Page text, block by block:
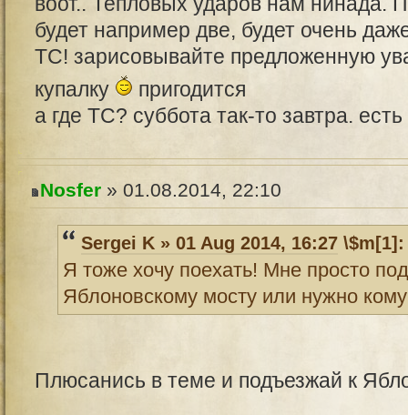
будет например две, будет очень
ТС! зарисовывайте предложенную
купалку
пригодится
а где ТС? суббота так-то завтра.
Nosfer » 01.08.2014, 22:10
Sergei K » 01 Aug 2014, 16:27 \$m[1]:
Я тоже хочу поехать! Мне просто
Яблоновскому мосту или нужно
Плюсанись в теме и подъезжай к